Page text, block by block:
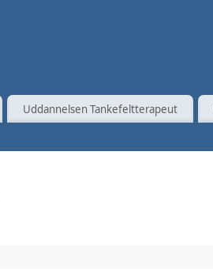
Uddannelsen Tankefeltterapeut